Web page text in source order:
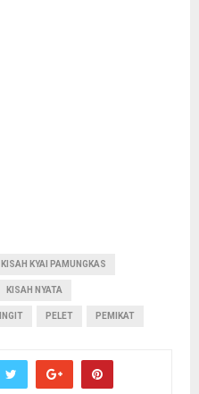
KISAH KYAI PAMUNGKAS
KISAH NYATA
PELET PEMIKAT